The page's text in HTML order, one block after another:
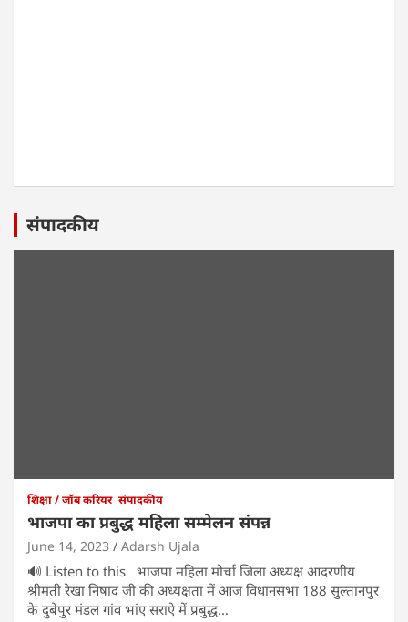
संपादकीय
शिक्षा / जॉब करियर संपादकीय
भाजपा का प्रबुद्ध महिला सम्मेलन संपन्न
June 14, 2023 Adarsh Ujala
🔊 Listen to this भाजपा महिला मोर्चा जिला अध्यक्ष आदरणीय
श्रीमती रेखा निषाद जी की अध्यक्षता में आज विधानसभा 188 सुल्तानपुर
के दुबेपुर मंडल गांव भांए सराऐ में प्रबुद्ध…